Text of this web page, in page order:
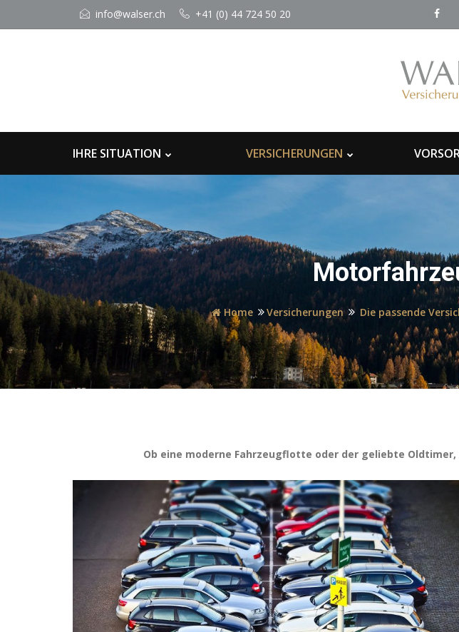
info@walser.ch +41 (0) 44 724 50 20
IHRE SITUATION VERSICHERUNGEN
Home Versicherungen Die passende
Ob eine moderne Fahrzeugflotte oder der geliebte